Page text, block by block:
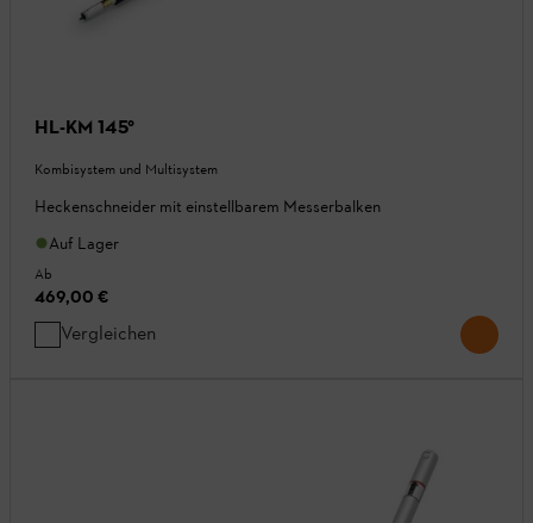
HL-KM 145°
Kombisystem und Multisystem
Heckenschneider mit einstellbarem Messerbalken
Auf Lager
Ab
469,00 €
Vergleichen